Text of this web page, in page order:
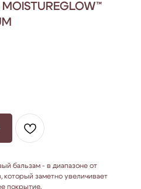
бальзам - в диапазоне от
который заметно увеличивает
покрытие.